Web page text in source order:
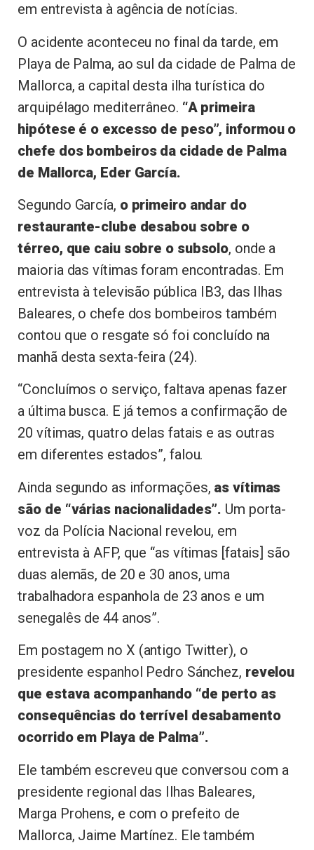
em entrevista à agência de notícias.
O acidente aconteceu no final da tarde, em
Playa de Palma, ao sul da cidade de Palma de
Mallorca, a capital desta ilha turística do
arquipélago mediterrâneo. “A primeira
hipótese é o excesso de peso”, informou o
chefe dos bombeiros da cidade de Palma
de Mallorca, Eder García.
Segundo García, o primeiro andar do
restaurante-clube desabou sobre o
térreo, que caiu sobre o subsolo, onde a
maioria das vítimas foram encontradas. Em
entrevista à televisão pública IB3, das Ilhas
Baleares, o chefe dos bombeiros também
contou que o resgate só foi concluído na
manhã desta sexta-feira (24).
“Concluímos o serviço, faltava apenas fazer
a última busca. E já temos a confirmação de
20 vítimas, quatro delas fatais e as outras
em diferentes estados”, falou.
Ainda segundo as informações, as vítimas
são de “várias nacionalidades”. Um porta-
voz da Polícia Nacional revelou, em
entrevista à AFP, que “as vítimas [fatais] são
duas alemãs, de 20 e 30 anos, uma
trabalhadora espanhola de 23 anos e um
senegalês de 44 anos”.
Em postagem no X (antigo Twitter), o
presidente espanhol Pedro Sánchez, revelou
que estava acompanhando “de perto as
consequências do terrível desabamento
ocorrido em Playa de Palma”.
Ele também escreveu que conversou com a
presidente regional das Ilhas Baleares,
Marga Prohens, e com o prefeito de
Mallorca, Jaime Martínez. Ele também